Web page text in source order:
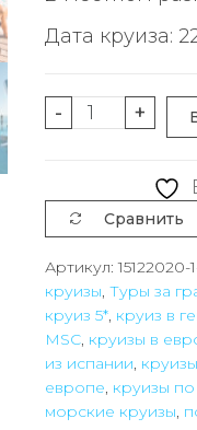
Дата круиза:
-
5*
на
3
дня
из
Барселоны
(Испания)
в
+
Сравнить
Артикул:15122020-
круизы, Туры за
круиз 5*, круиз в
MSC, круизы в
из испании,
европе, круизы
морские круизы,